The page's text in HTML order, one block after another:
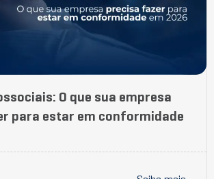
O que sua empresa
para estar em conformidade